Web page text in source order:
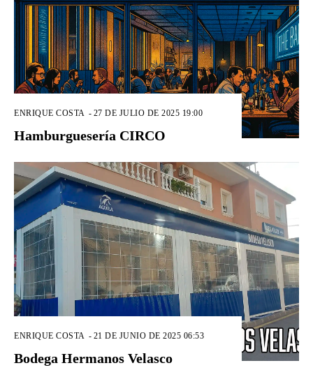
ENRIQUE COSTA - 27 DE JULIO DE 2025 19:00
Hamburguesería CIRCO
ENRIQUE COSTA - 21 DE JUNIO DE 2025 06:53
Bodega Hermanos Velasco